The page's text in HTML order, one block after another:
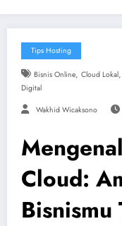
Tips Hosting
Bisnis Online, Cloud Lokal,
Digital
Wakhid Wicaksono
Cloud:
Bisnismu